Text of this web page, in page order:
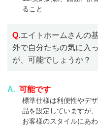
ること
Q.エイトホームさんの
外で自分たちの気に入
が、可能でしょうか？
A. 可能です
標準仕様は利便性やデ
品を設定していますが
お客様のスタイルにあ